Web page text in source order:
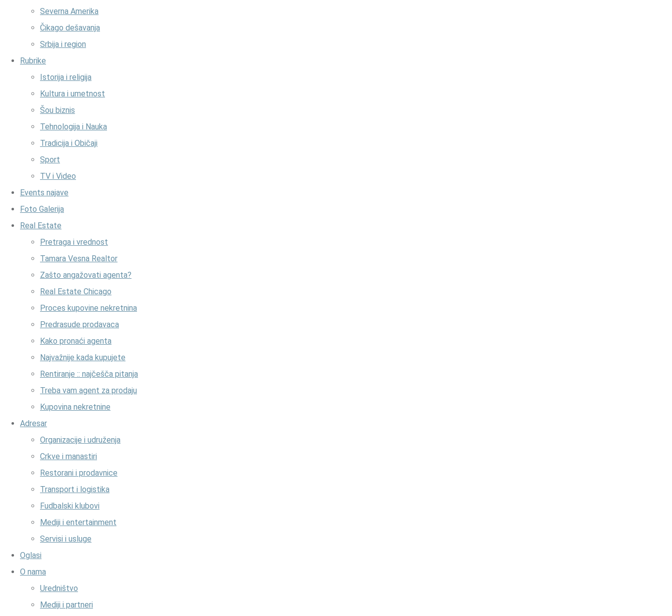
Severna Amerika
Čikago dešavanja
Srbija i region
Rubrike
Istorija i religija
Kultura i umetnost
Šou biznis
Tehnologija i Nauka
Tradicija i Običaji
Sport
TV i Video
Events najave
Foto Galerija
Real Estate
Pretraga i vrednost
Tamara Vesna Realtor
Zašto angažovati agenta?
Real Estate Chicago
Proces kupovine nekretnina
Predrasude prodavaca
Kako pronaći agenta
Najvažnije kada kupujete
Rentiranje :: najčešča pitanja
Treba vam agent za prodaju
Kupovina nekretnine
Adresar
Organizacije i udruženja
Crkve i manastiri
Restorani i prodavnice
Transport i logistika
Fudbalski klubovi
Mediji i entertainment
Servisi i usluge
Oglasi
O nama
Uredništvo
Mediji i partneri